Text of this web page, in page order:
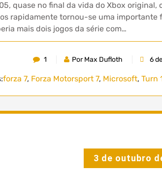
quase no final da vida do Xbox
rapidamente tornou-se uma
mais dois jogos da série com…
1 Por Max Dufloth 6
forza 7, Forza Motorsport 7, Microsoft, Turn
3 de outubro